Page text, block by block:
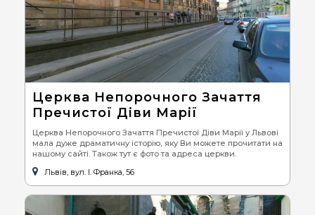
Церква Непорочного Зачаття
Пречистої Діви Марії
Церква Непорочного Зачаття Пречистої Діви Марії у Львові
мала дуже драматичну історію, яку Ви можете прочитати на
нашому сайті. Також тут є фото та адреса церкви.
Львів, вул. І. Франка, 56